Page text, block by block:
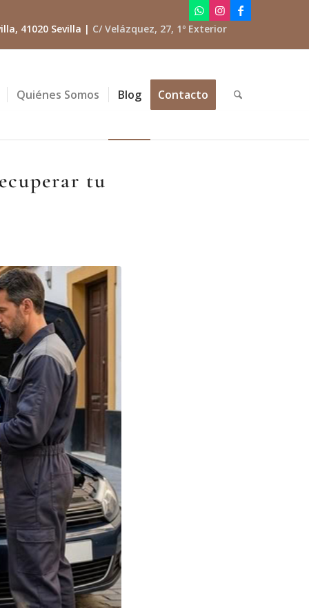
41020 Sevilla | C/ Velázquez, 27, 1º Exterior
Quiénes Somos Blog Contacto
tu